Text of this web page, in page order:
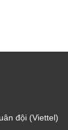
đội (Viettel)